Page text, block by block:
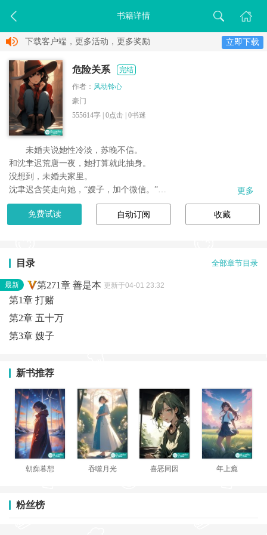
书籍详情
下载客户端，更多活动，更多奖励 立即下载
危险关系
完结
作者： 风动铃心
豪门
555614字 | 0点击 | 0书迷
未婚夫说她性冷淡，苏晚不信。
和沈聿迟荒唐一夜，她打算就此抽身。
没想到，未婚夫家里。
沈聿迟含笑走向她，“嫂子，加个微信。”
她一次次戒备，一次次沉沦。
他却突然消失，音讯全无。
更多
免费试读 自动订阅 收藏
目录 全部章节目录
最新 第271章 善是本 更新于04-01 23:32
第1章 打赌
第2章 五十万
第3章 嫂子
新书推荐
朝痴暮想 吞噬月光 喜恶同因 年上瘾
粉丝榜